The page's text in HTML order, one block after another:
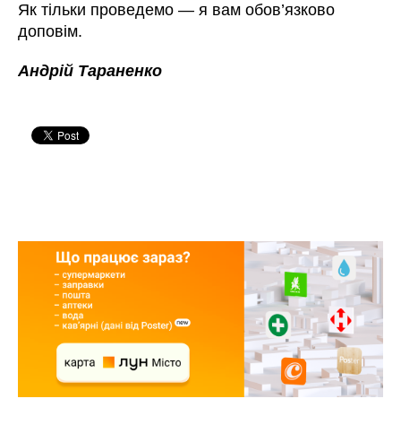
Як тільки проведемо—я вам обов’язково
доповім.
Андрій Тараненко